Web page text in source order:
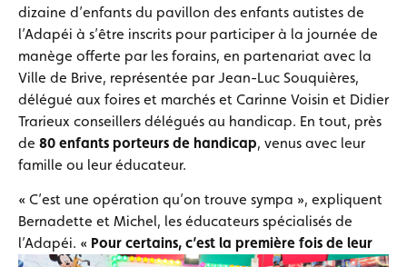
dizaine d’enfants du pavillon des enfants autistes de
l’Adapéi à s’être inscrits pour participer à la journée de
manège offerte par les forains, en partenariat avec la
Ville de Brive, représentée par Jean-Luc Souquières,
délégué aux foires et marchés et Carinne Voisin et Didier
Trarieux conseillers délégués au handicap. En tout, près
de 80 enfants porteurs de handicap, venus avec leur
famille ou leur éducateur.
« C’est une opération qu’on trouve sympa », expliquent
Bernadette et Michel, les éducateurs spécialisés de
l’Adapéi. « Pour certains, c’est la première fois de leur